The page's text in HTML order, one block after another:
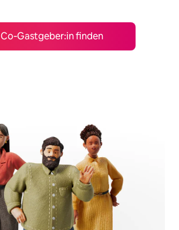
Co‑Gastgeber:in finden